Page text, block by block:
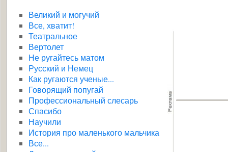
Великий и могучий
Все, хватит!
Театральное
Вертолет
Не ругайтесь матом
Русский и Немец
Как ругаются ученые...
Говорящий попугай
Профессиональный слесарь
Спасибо
Научили
История про маленького мальчика
Все...